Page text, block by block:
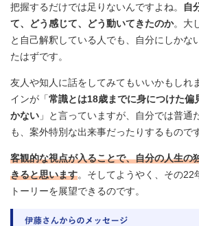
把握するだけでは足りないんですよね。
自
て、どう感じて、どう動いてきたのか。大
と自己解釈している人でも、自分にしかな
たはずです。
友人や知人に話をしてみてもいいかもしれ
インが「常識とは18歳までに身につけた偏
かない 」と言っていますが、自分では普通
も、案外特別な出来事だったりするもので
客観的な視点が入ることで、自分の人生の
きると思います。そしてようやく、その22
トーリーを展望できるのです。